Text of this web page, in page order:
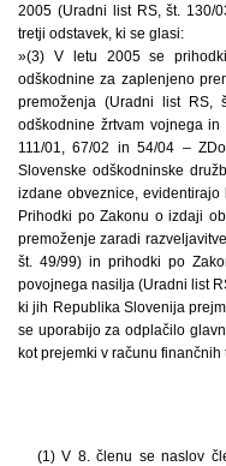
2005 (Uradni list RS, št. 130/
tretji odstavek, ki se glasi:
»(3) V letu 2005 se
odškodnine za zaplenjeno
premoženja (Uradni list
odškodnine žrtvam vojnega
111/01, 67/02 in 54/04 –
Slovenske odškodninske
izdane obveznice,
Prihodki po Zakonu o izdaji
premoženje zaradi
št. 49/99) in prihodki po
povojnega nasilja (Uradni list
ki jih Republika Slovenija
se uporabijo za odplačilo
kot prejemki v računu finančnih
(1) V 8. členu se naslov